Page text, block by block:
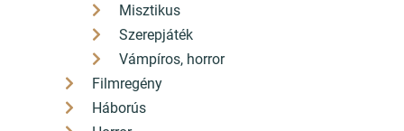
Misztikus
Szerepjáték
Vámpíros, horror
Filmregény
Háborús